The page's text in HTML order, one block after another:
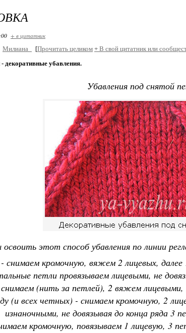
+ в цитатник
Милиана_ [Прочитать целиком + В свой цитатник или
- декоративные убавления.
Убавления под снятой
этот способ убавления по линии
снимаем кромочную, вяжем 2 лицевых,
петли провязываем лицевыми, не
снимаем (нить за петлей), 2 вяжем
(и всех четных) - снимаем кромочную, 2
изнаночными, не довязывая до конца ряда 3
кромочную, повязываем 1 лицевую, 3